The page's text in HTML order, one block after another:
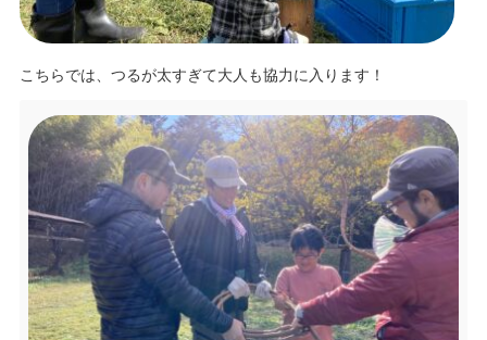
こちらでは、つるが太すぎて大人も協力に入ります！